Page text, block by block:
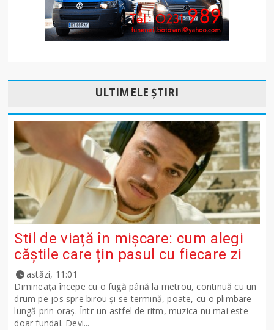
ULTIMELE ȘTIRI
Stil de viață în mișcare: cum alegi
căștile care țin pasul cu fiecare zi
astăzi, 11:01
Dimineața începe cu o fugă până la metrou, continuă cu un
drum pe jos spre birou și se termină, poate, cu o plimbare
lungă prin oraș. Într-un astfel de ritm, muzica nu mai este
doar fundal. Devi...